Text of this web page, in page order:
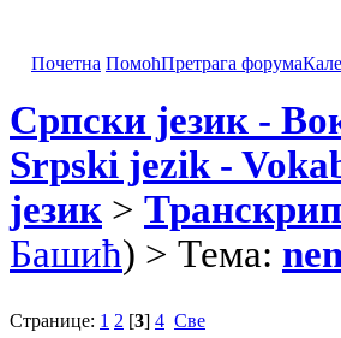
Почетна ПомоћПретрага форума
Српски језик -
Srpski jezik -
језик >
Башић) > Тема:
Странице: 1 2 [3] 4 Све